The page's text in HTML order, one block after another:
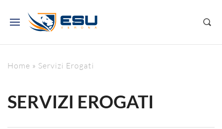
Home » Servizi Erogati
SERVIZI EROGATI